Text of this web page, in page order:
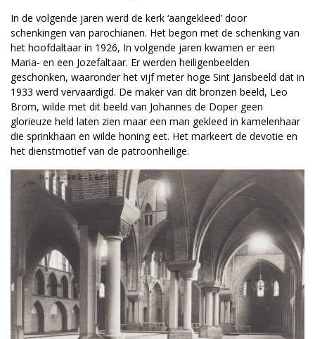
In de volgende jaren werd de kerk ‘aangekleed’ door
schenkingen van parochianen. Het begon met de schenking van
het hoofdaltaar in 1926, In volgende jaren kwamen er een
Maria- en een Jozefaltaar. Er werden heiligenbeelden
geschonken, waaronder het vijf meter hoge Sint Jansbeeld dat in
1933 werd vervaardigd. De maker van dit bronzen beeld, Leo
Brom, wilde met dit beeld van Johannes de Doper geen
glorieuze held laten zien maar een man gekleed in kamelenhaar
die sprinkhaan en wilde honing eet. Het markeert de devotie en
het dienstmotief van de patroonheilige.